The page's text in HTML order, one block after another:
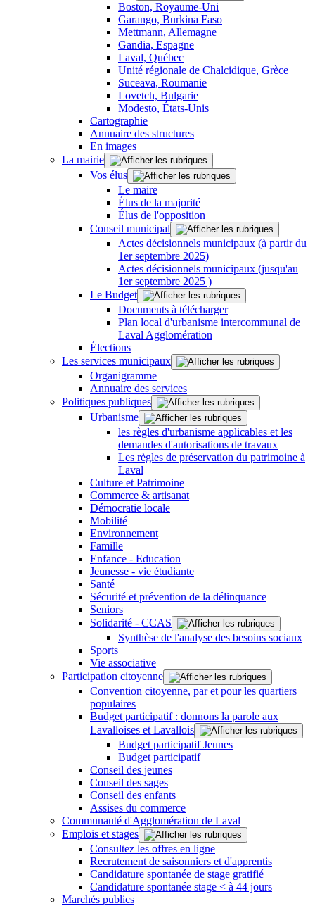
Boston, Royaume-Uni
Garango, Burkina Faso
Mettmann, Allemagne
Gandia, Espagne
Laval, Québec
Unité régionale de Chalcidique, Grèce
Suceava, Roumanie
Lovetch, Bulgarie
Modesto, États-Unis
Cartographie
Annuaire des structures
En images
La mairie
Vos élus
Le maire
Élus de la majorité
Élus de l'opposition
Conseil municipal
Actes décisionnels municipaux (à partir du
1er septembre 2025)
Actes décisionnels municipaux (jusqu'au
1er septembre 2025 )
Le Budget
Documents à télécharger
Plan local d'urbanisme intercommunal de
Laval Agglomération
Élections
Les services municipaux
Organigramme
Annuaire des services
Politiques publiques
Urbanisme
les règles d'urbanisme applicables et les
demandes d'autorisations de travaux
Les règles de préservation du patrimoine à
Laval
Culture et Patrimoine
Commerce & artisanat
Démocratie locale
Mobilité
Environnement
Famille
Enfance - Education
Jeunesse - vie étudiante
Santé
Sécurité et prévention de la délinquance
Seniors
Solidarité - CCAS
Synthèse de l'analyse des besoins sociaux
Sports
Vie associative
Participation citoyenne
Convention citoyenne, par et pour les quartiers
populaires
Budget participatif : donnons la parole aux
Lavalloises et Lavallois
Budget participatif Jeunes
Budget participatif
Conseil des jeunes
Conseil des sages
Conseil des enfants
Assises du commerce
Communauté d'Agglomération de Laval
Emplois et stages
Consultez les offres en ligne
Recrutement de saisonniers et d'apprentis
Candidature spontanée de stage gratifié
Candidature spontanée stage < à 44 jours
Marchés publics